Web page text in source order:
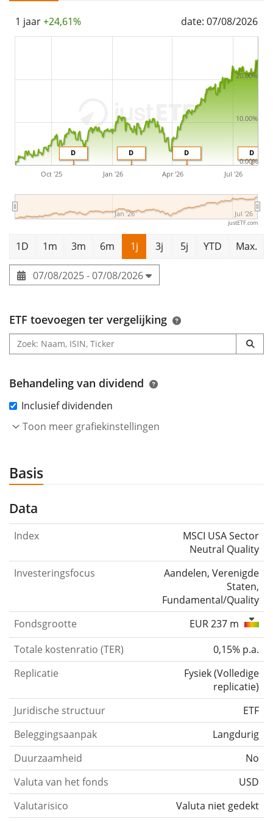
1 jaar+24,61% date: 07/08/2026
D
D
D
D
Oct '25 Jan '26 Apr '26 Jul '26
Jan '26 Jul '26
0.00%
10.00%
20.00%
justETF.com
1D 1m 3m 6m 1j 3j 5j YTD Max.
07/08/2025 - 07/08/2026
ETF toevoegen ter vergelijking
Behandeling van dividend
Inclusief dividenden
Toon meer grafiekinstellingen
Basis
Data
Index
MSCI USA Sector
Neutral Quality
Investeringsfocus
Aandelen, Verenigde
Staten,
Fundamental/Quality
Fondsgrootte
EUR 237 m
Totale kostenratio (TER)
0,15% p.a.
Replicatie
Fysiek(Volledige
replicatie)
Juridische structuur
ETF
Beleggingsaanpak
Langdurig
Duurzaamheid
No
Valuta van het fonds
USD
Valutarisico
Valuta niet gedekt